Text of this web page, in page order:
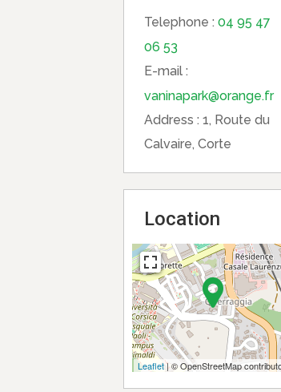
Telephone :04 95 47
06 53
E-mail :
vaninapark@orange.fr
Address :1, Route du
Calvaire, Corte
Location
Leaflet| © OpenStreetMap